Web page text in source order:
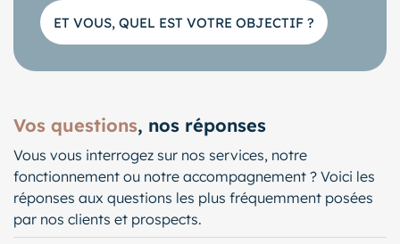
ET VOUS, QUEL EST VOTRE OBJECTIF ?
Vos questions, nos réponses
Vous vous interrogez sur nos services, notre
fonctionnement ou notre accompagnement ? Voici les
réponses aux questions les plus fréquemment posées
par nos clients et prospects.